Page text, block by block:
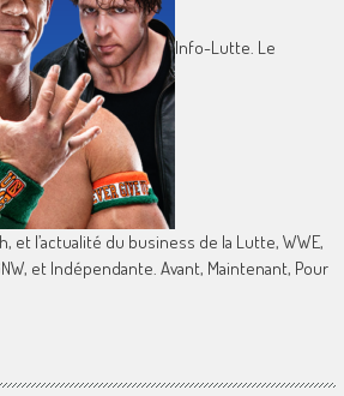
Info-Lutte. Le
et l’actualité du business de la Lutte, WWE,
et Indépendante. Avant, Maintenant, Pour